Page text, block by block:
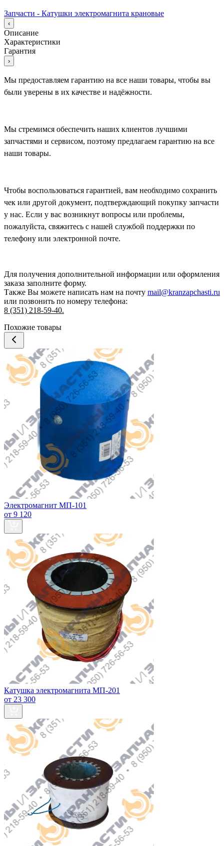
Запчасти - Катушки электромагнита крановые
‹
Описание
Характеристики
Гарантия
›
Мы предоставляем гарантию на все наши товары, чтобы вы
были уверены в их качестве и надёжности.
Мы стремимся обеспечить наших клиентов лучшими
запчастями и сервисом, поэтому предлагаем гарантию на все
наши товары.
Чтобы воспользоваться гарантией, вам необходимо сохранить
чек или другой документ, подтверждающий покупку запчасти
у нас. Если у вас возникнут вопросы или проблемы,
пожалуйста, свяжитесь с нашей службой поддержки по
телефону или электронной почте.
Для получения дополнительной информации или оформления
заказа заполните форму.
Также Вы можете написать нам на почту mail@kranzapchasti.ru
или позвонить по номеру телефона:
8 (351) 218-59-40.
Похожие товары
Электромагнит МП-101
от 9 120
Катушка электромагнита МП-201
от 23 300